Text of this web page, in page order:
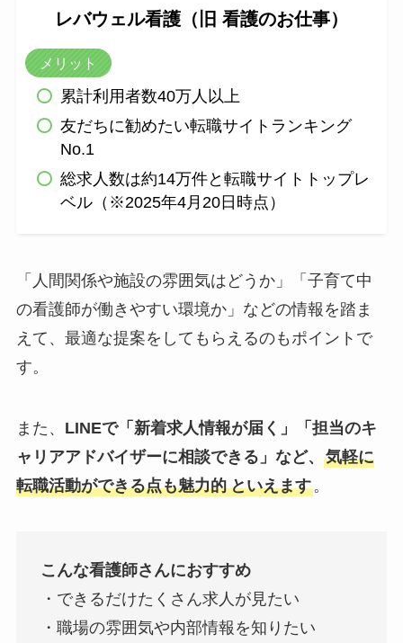
レバウェル看護（旧 看護のお仕事）
メリット
累計利用者数40万人以上
友だちに勧めたい転職サイトランキング
No.1
総求人数は約14万件と転職サイトトップレ
ベル（※2025年4月20日時点）
「人間関係や施設の雰囲気はどうか」「子育て中
の看護師が働きやすい環境か」などの情報を踏ま
えて、最適な提案をしてもらえるのもポイントで
す。
また、 LINEで「新着求人情報が届く」「担当のキ
ャリアアドバイザーに相談できる」など、 気軽に
転職活動ができる点も魅力的 といえます。
こんな看護師さんにおすすめ
・できるだけたくさん求人が見たい
・職場の雰囲気や内部情報を知りたい